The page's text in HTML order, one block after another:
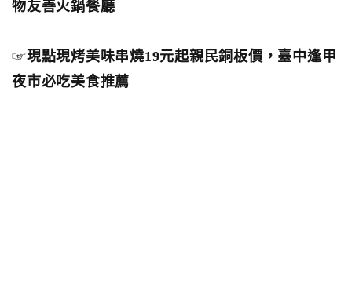
物友善火鍋餐廳
☞現點現烤美味串燒19元起親民銅板價，臺中逢甲
夜市必吃美食推薦